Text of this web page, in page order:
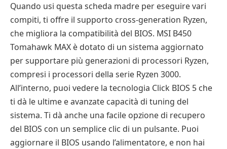
Quando usi questa scheda madre per eseguire vari
compiti, ti offre il supporto cross-generation Ryzen,
che migliora la compatibilità del BIOS. MSI B450
Tomahawk MAX è dotato di un sistema aggiornato
per supportare più generazioni di processori Ryzen,
compresi i processori della serie Ryzen 3000.
All’interno, puoi vedere la tecnologia Click BIOS 5 che
ti dà le ultime e avanzate capacità di tuning del
sistema. Ti dà anche una facile opzione di recupero
del BIOS con un semplice clic di un pulsante. Puoi
aggiornare il BIOS usando l’alimentatore, e non hai